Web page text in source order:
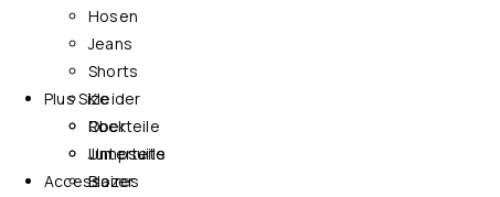
Hosen
Jeans
Shorts
Kleider
Rock
Jumpsuits
Blazer
Plus Size
Oberteile
Unterteile
Accessoires